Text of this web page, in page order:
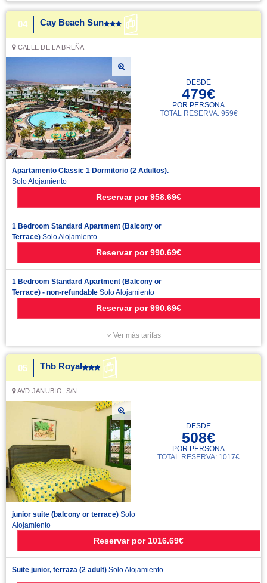
04 Cay Beach Sun
CALLE DE LA BREÑA
DESDE
479€
POR PERSONA
TOTAL RESERVA: 959€
Apartamento Classic 1 Dormitorio (2 Adultos).
Solo Alojamiento
Reservar por 958.69€
1 Bedroom Standard Apartment (Balcony or
Terrace) Solo Alojamiento
Reservar por 990.69€
1 Bedroom Standard Apartment (Balcony or
Terrace) - non-refundable Solo Alojamiento
Reservar por 990.69€
Ver más tarifas
05 Thb Royal
AVD.JANUBIO, S/N
DESDE
508€
POR PERSONA
TOTAL RESERVA: 1017€
junior suite (balcony or terrace) Solo
Alojamiento
Reservar por 1016.69€
Suite junior, terraza (2 adult) Solo Alojamiento